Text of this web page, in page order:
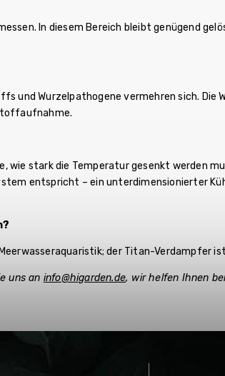
In diesem Bereich bleibt genügend
und Wurzelpathogene vermehren sich. Die
wie stark die Temperatur gesenkt werden
entspricht – ein unterdimensionierter
der Titan-Verdampfer
uns an info@higarden.de, wir helfen Ihnen